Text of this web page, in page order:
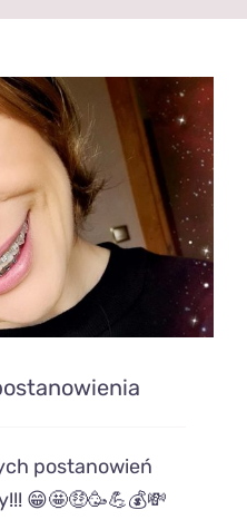
postanowień
😁🤩🤑🥳💪💰💸